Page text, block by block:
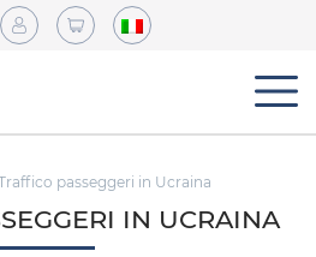
passeggeri in Ucraina
IN UCRAINA